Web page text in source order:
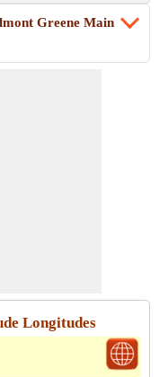
Greene Main
Longitudes